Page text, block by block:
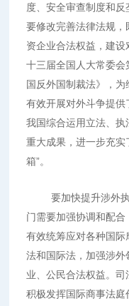
度、安全审查制度和
要修改完善法律法规
资企业合法权益，建设
十三届全国人大常委
国反外国制裁法》，为
有效开展对外斗争提
我国综合运用立法、
重大成果，进一步充实
箱”。
要加快提升涉外
门需要加强协调和配
有效统筹应对各种国
法和国际法，加强涉
业、公民合法权益。司
积极发挥国际商事法